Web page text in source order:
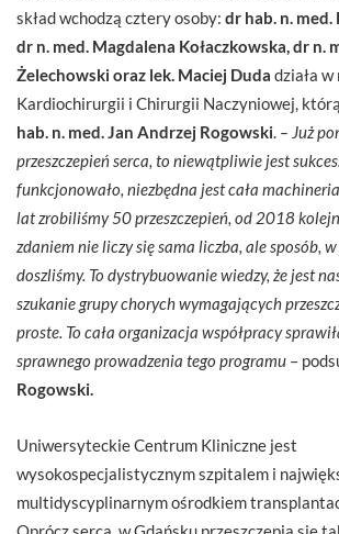
skład wchodzą cztery osoby: dr hab. n. med.
dr n. med. Magdalena Kołaczkowska, dr n.
Żelechowski oraz lek. Maciej Duda działa
Kardiochirurgii i Chirurgii Naczyniowej,
hab. n. med. Jan Andrzej Rogowski – Już
przeszczepień serca, to niewątpliwie jest
funkcjonowało, niezbędna jest cała
lat zrobiliśmy 50 przeszczepień, od 2018
zdaniem nie liczy się sama liczba, ale sposób,
doszliśmy. To dystrybuowanie wiedzy, że jest
szukanie grupy chorych wymagających
proste. To cała organizacja współpracy
sprawnego prowadzenia tego programu –
Rogowski.
Uniwersyteckie Centrum Kliniczne jest
wysokospecjalistycznym szpitalem i
multidyscyplinarnym ośrodkiem